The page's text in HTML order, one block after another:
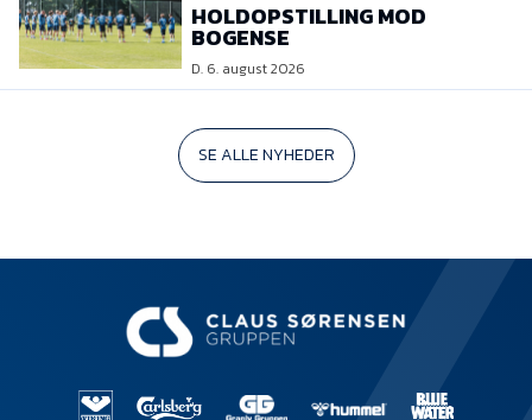
HOLDOPSTILLING MOD
BOGENSE
D. 6. august 2026
SE ALLE NYHEDER